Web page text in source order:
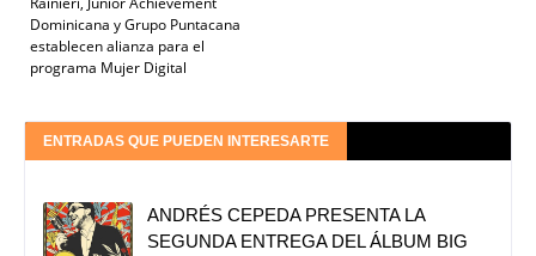
Dominicana y Grupo Puntacana
establecen alianza para el
programa Mujer Digital
ENTRADAS QUE PUEDEN INTERESARTE
ANDRÉS CEPEDA PRESENTA LA
SEGUNDA ENTREGA DEL ÁLBUM BIG